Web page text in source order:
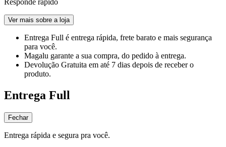
Responde rápido
Ver mais sobre a loja
Entrega Full é entrega rápida, frete barato e mais segurança
para você.
Magalu garante a sua compra, do pedido à entrega.
Devolução Gratuita em até 7 dias depois de receber o
produto.
Entrega Full
Fechar
Entrega rápida e segura pra você.